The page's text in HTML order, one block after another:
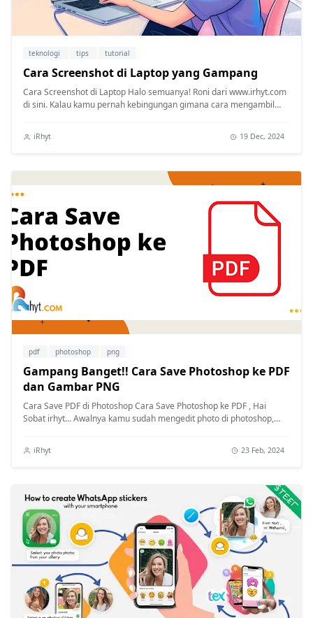
teknologi tips tutorial
Cara Screenshot di Laptop yang Gampang
Cara Screenshot di Laptop Halo semuanya! Roni dari www.irhyt.com
di sini. Kalau kamu pernah kebingungan gimana cara mengambil
iRhyt 19 Dec, 2024
pdf photoshop png
Gampang Banget!! Cara Save Photoshop ke PDF
dan Gambar PNG
Cara Save PDF di Photoshop Cara Save Photoshop ke PDF , Hai
Sobat irhyt... Awalnya kamu sudah mengedit photo di photoshop,
iRhyt 23 Feb, 2024